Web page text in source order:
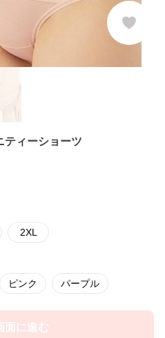
ティーショーツ
2XL
ピンク パープル
面に進む